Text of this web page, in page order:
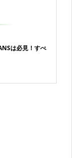
は必見！すべ